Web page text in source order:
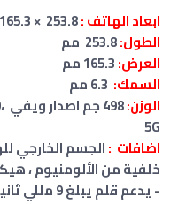
ابعاد الهاتف :
الطول:
العرض:
السمك:
الوزن:
،
5G
اضافات :الجسم الخارجي
خلفية من الألومنيوم ،
- يدعمقلميبلغ 9 مللي ثانية